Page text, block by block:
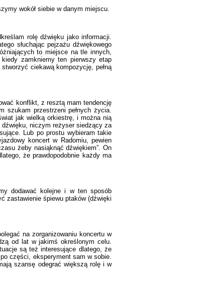
wokół siebie w danym miejscu.
rolę dźwięku jako informacji.
słuchając pejzażu dźwiękowego
to miejsce na tle innych,
zamkniemy ten pierwszy etap
ciekawą kompozycję, pełną
konflikt, z resztą mam tendencję
szukam przestrzeni pełnych życia.
jak wielką orkiestrę, i można nią
dźwięku, niczym reżyser siedzący za
Lub po prostu wybieram takie
koncert w Radomiu, pewien
żeby nasiąknąć dźwiękiem”. On
że prawdopodobnie każdy ma
dodawać kolejne i w ten sposób
zastawienie śpiewu ptaków (dźwięki
na zorganizowaniu koncertu w
od lat w jakimś określonym celu.
są też interesujące dlatego, że
części, eksperyment sam w sobie.
szansę odegrać większą rolę i w